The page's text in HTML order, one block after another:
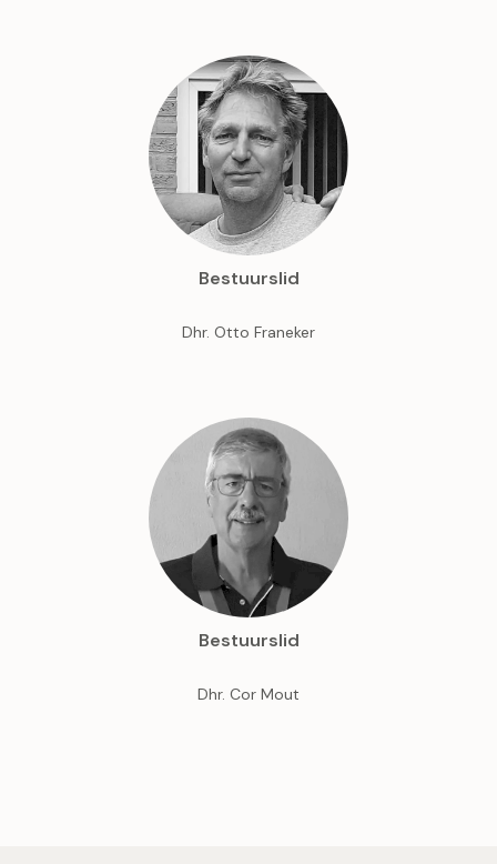
Bestuurslid
Dhr. Otto Franeker
Bestuurslid
Dhr. Cor Mout